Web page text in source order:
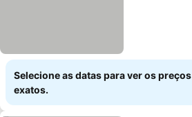
Selecione as datas para ver os preços
exatos.